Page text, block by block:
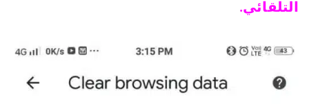
التلقائي.